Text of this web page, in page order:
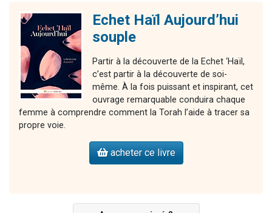
Echet Haïl Aujourd’hui
souple
Partir à la découverte de la Echet ‘Haïl,
c’est partir à la découverte de soi-
même. À la fois puissant et inspirant, cet
ouvrage remarquable conduira chaque
femme à comprendre comment la Torah l’aide à tracer sa
propre voie.
acheter ce livre